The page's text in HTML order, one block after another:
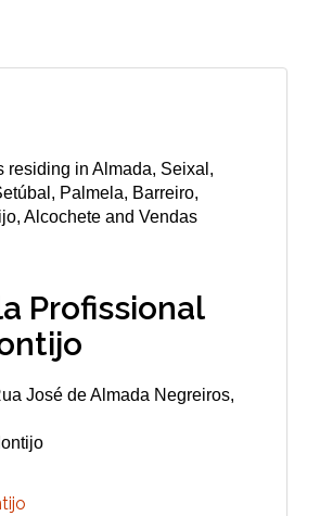
residing in Almada, Seixal,
Palmela, Barreiro,
Alcochete and Vendas
Profissional
José de Almada Negreiros,